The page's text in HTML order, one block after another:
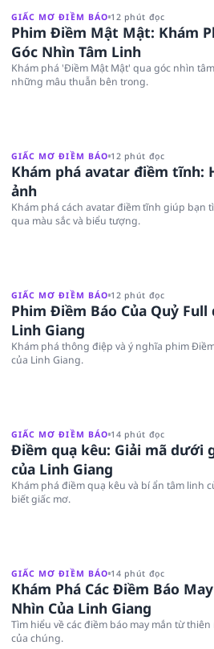
GIẤC MƠ ĐIỀM BÁO 12 phút đọc
Phim Điềm Mật Mật: Khám
Góc Nhìn Tâm Linh
Khám phá 'Điềm Mật Mật' qua góc nhìn
những mâu thuẫn bên trong.
GIẤC MƠ ĐIỀM BÁO 12 phút đọc
Khám phá avatar điềm tĩnh:
ảnh
Khám phá cách avatar điềm tĩnh giúp bạn
qua màu sắc và biểu tượng.
GIẤC MƠ ĐIỀM BÁO 12 phút đọc
Phim Điềm Báo Của Quỷ
Linh Giang
Khám phá thông điệp và ý nghĩa phim
của Linh Giang.
GIẤC MƠ ĐIỀM BÁO 14 phút đọc
Điềm quạ kêu: Giải mã dưới
của Linh Giang
Khám phá điềm quạ kêu và bí ẩn tâm linh
biết giấc mơ.
GIẤC MƠ ĐIỀM BÁO 14 phút đọc
Khám Phá Các Điềm Báo
Nhìn Của Linh Giang
Tìm hiểu về các điềm báo may mắn từ
của chúng.